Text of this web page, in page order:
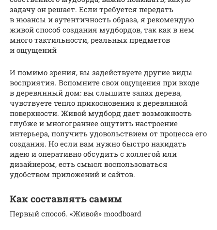
задачу он решает. Если требуется передать
в нюансы и аутентичность образа, я рекомендую
живой способ создания мудбордов, так как в нем
много тактильности, реальных предметов
и ощущений
И помимо зрения, вы задействуете другие виды
восприятия. Вспомните свои ощущения при входе
в деревянный дом: вы слышите запах дерева,
чувствуете тепло прикосновения к деревянной
поверхности. Живой мудборд дает возможность
глубже и многограннее ощутить настроение
интерьера, получить удовольствием от процесса его
создания. Но если вам нужно быстро накидать
идею и оперативно обсудить с коллегой или
дизайнером, есть смысл воспользоваться
удобством приложений и сайтов.
Как составлять самим
Первый способ. «Живой» moodboard